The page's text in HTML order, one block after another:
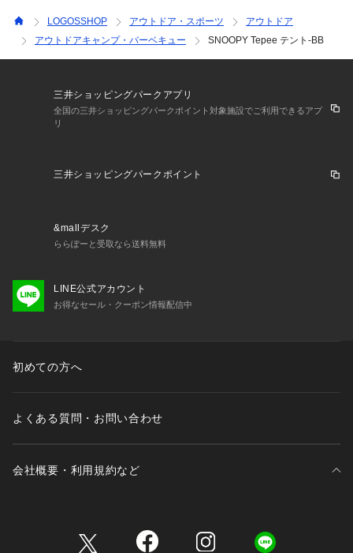
LOGOSSHOP アウトドア・スポーツ
アウトドア
アウトドアキャンプ・バーベキュー
SNOOPY Tepee テント-BB
三井ショッピングパークアプリ
全国の三井ショッピングパークポイント対象施設でご利用できるアプ
リ
三井ショッピングパークポイント
&mallデスク
ららぽーと受取なら送料無料
LINE公式アカウント
お得なセール・クーポン情報配信中
初めての方へ
よくある質問・お問い合わせ
会社概要・利用規約など